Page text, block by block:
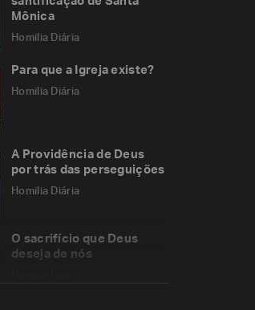
Mônica
Homilia Diária
Para que a Igreja existe?
Homilia Diária
A Providência de Deus
por trás das perseguições
Homilia Diária
O sacrifício que Deus
deseja de nós